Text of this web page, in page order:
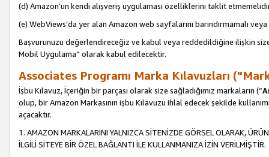
(d) Amazon’un kendi alışveriş uygulaması özelliklerini taklit
(e) WebViews’da yer alan Amazon web sayfalarını barındırmamalı
Başvurunuzu değerlendireceğiz ve kabul veya reddedildiğine ilişkin
Mobil Uygulama” olarak kabul edilecektir.
Associates Programı Marka Kılavuzları
İşbu Kılavuz, İçeriğin bir parçası olarak size sağladığımız markaların (“
olup, bir Amazon Markasının işbu Kılavuzu ihlal edecek şekilde
açacaktır.
1. AMAZON MARKALARINI YALNIZCA SİTENİZDE GÖRSEL OLARAK,
İLGİLİ SİTEYE BİR ÖZEL BAĞLANTI İLE KULLANMANIZA İZİN VERİLMİŞTİR.